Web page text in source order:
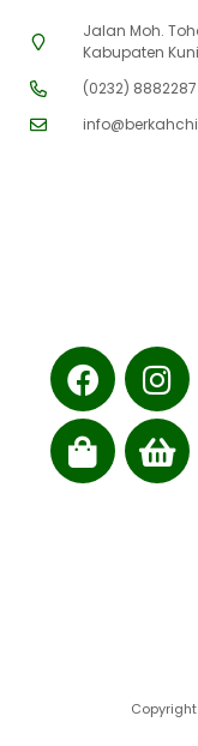
Jalan Moh.
Kabupaten
(0232) 8882287